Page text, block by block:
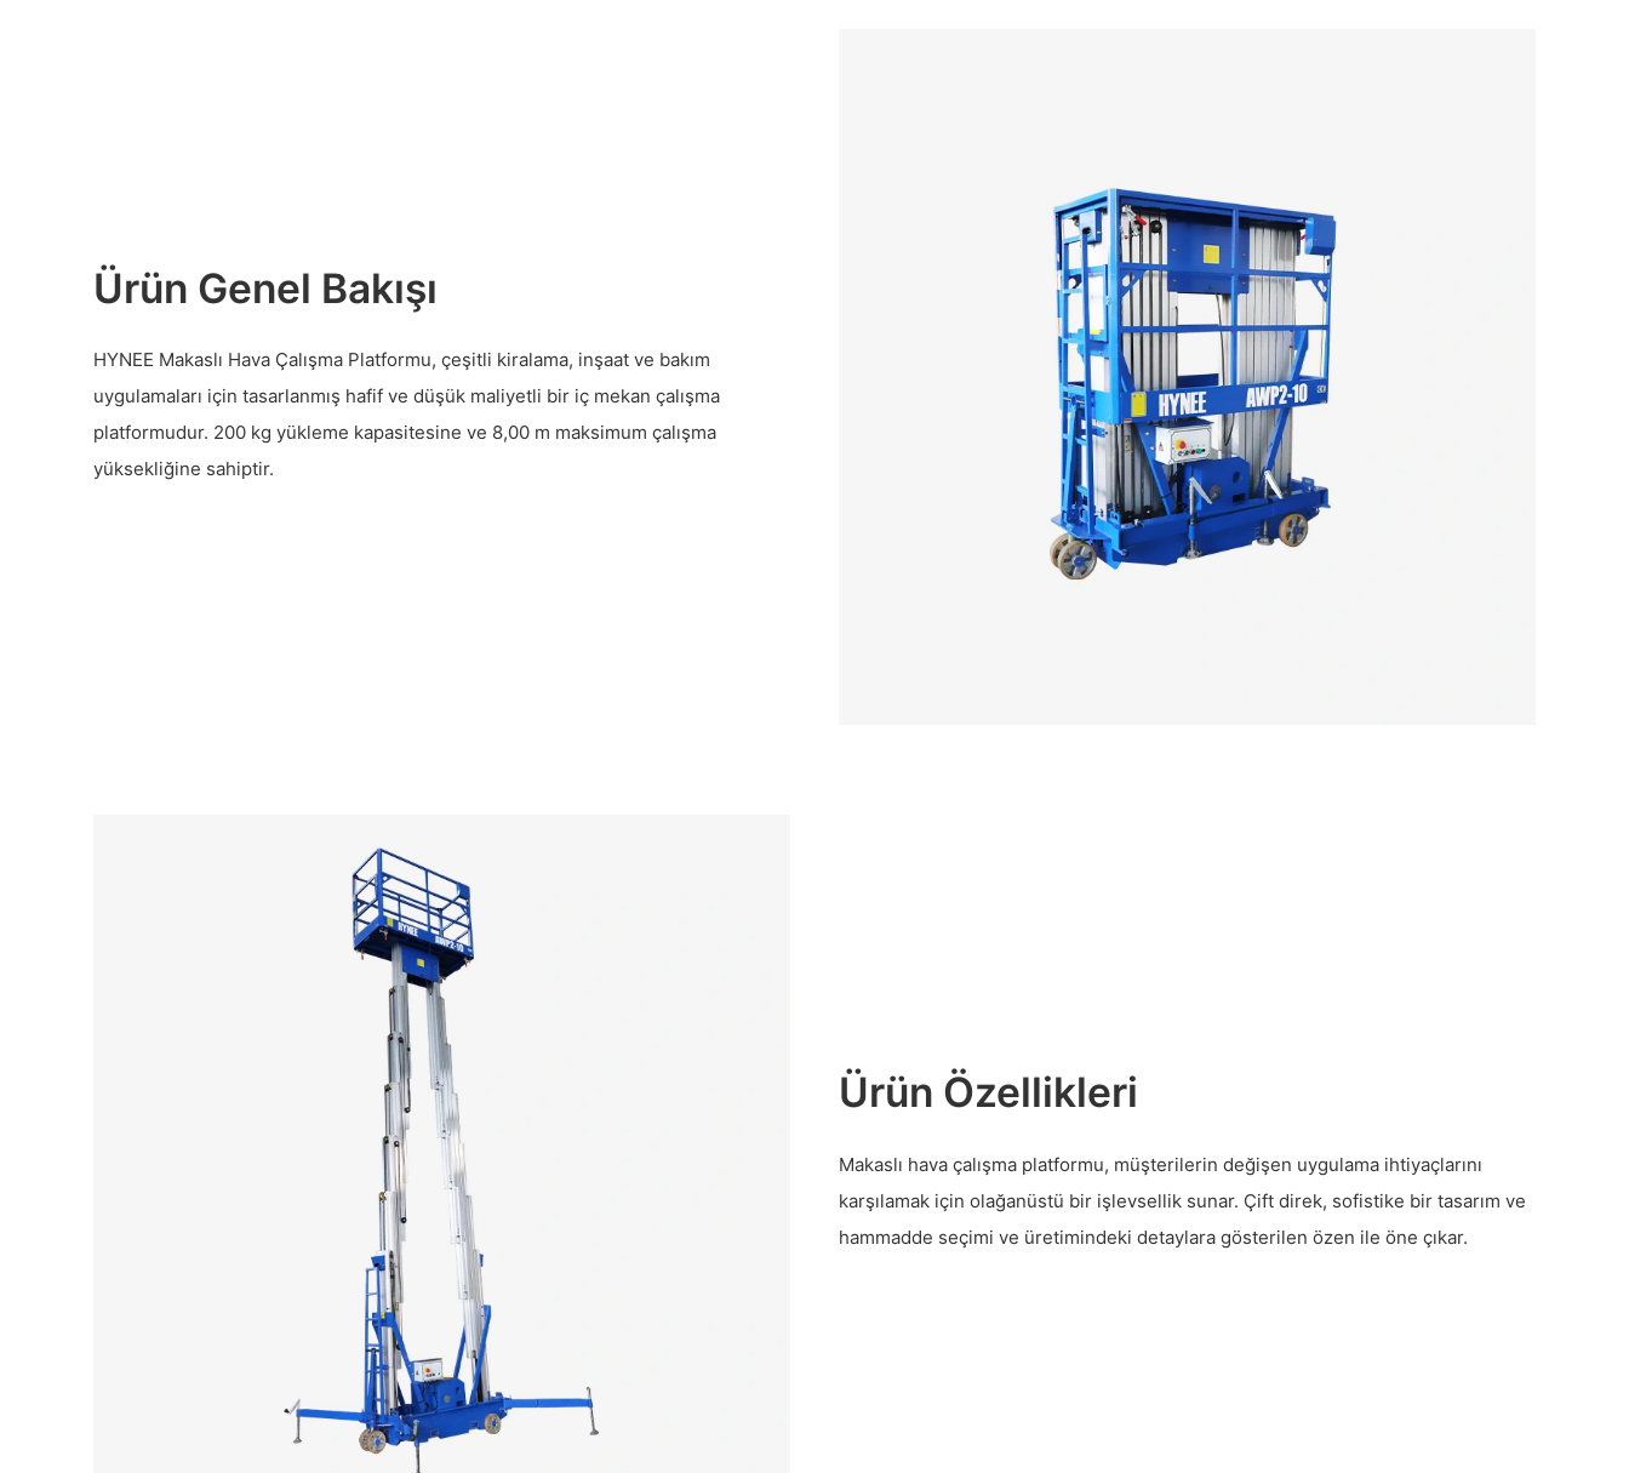
Ürün Genel Bakışı
HYNEE Makaslı Hava Çalışma Platformu, çeşitli kiralama, inşaat ve bakım
uygulamaları için tasarlanmış hafif ve düşük maliyetli bir iç mekan çalışma
platformudur. 200 kg yükleme kapasitesine ve 8,00 m maksimum çalışma
yüksekliğine sahiptir.
Ürün Özellikleri
Makaslı hava çalışma platformu, müşterilerin değişen uygulama ihtiyaçlarını
karşılamak için olağanüstü bir işlevsellik sunar. Çift direk, sofistike bir tasarım ve
hammadde seçimi ve üretimindeki detaylara gösterilen özen ile öne çıkar.